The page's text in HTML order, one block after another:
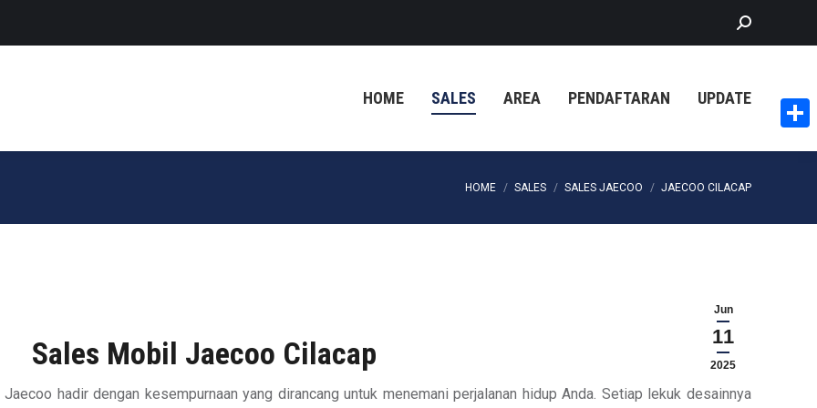
Search:
HOME SALES AREA PENDAFTARAN UPDATE
You are here:
HOME SALES SALES JAECOO JAECOO CILACAP
Jun
11
2025
Sales Mobil Jaecoo Cilacap
hadir dengan kesempurnaan yang dirancang untuk menemani perjalanan hidup Anda. Setiap lekuk desainnya